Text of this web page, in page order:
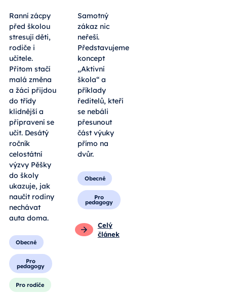
Ranní zácpy
před školou
stresují děti,
rodiče i
učitele.
Přitom stačí
malá změna
a žáci přijdou
do třídy
klidnější a
připravení se
učit. Desátý
ročník
celostátní
výzvy Pěšky
do školy
ukazuje, jak
naučit rodiny
nechávat
auta doma.
Obecné
Pro
pedagogy
Pro rodiče
Samotný
zákaz nic
neřeší.
Představujeme
koncept
„Aktivní
škola“ a
příklady
ředitelů, kteří
se nebáli
přesunout
část výuky
přímo na
dvůr.
Obecné
Pro
pedagogy
Celý
článek